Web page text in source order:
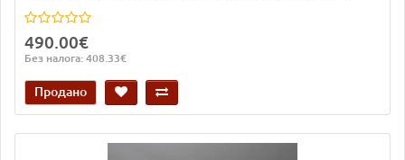
490.00€
Без налога: 408.33€
Продано